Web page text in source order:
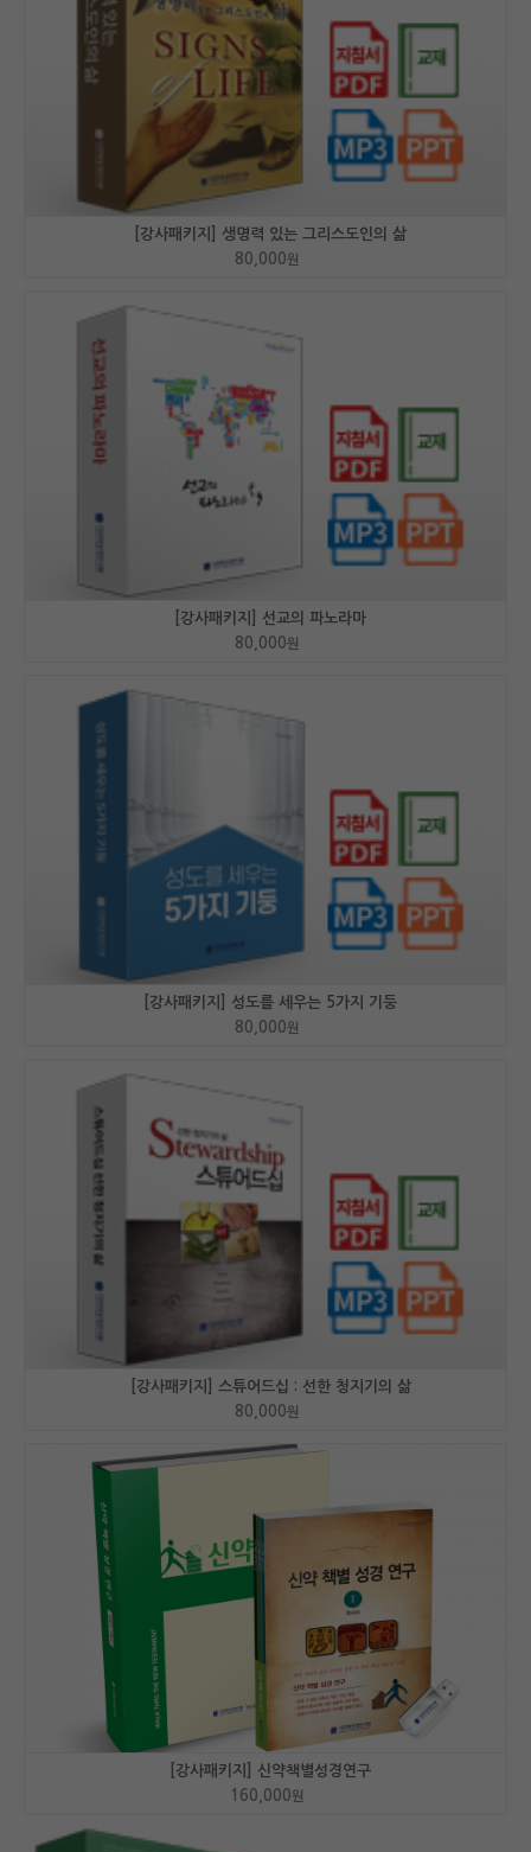
[강사패키지] 생명력 있는 그리스도인의 삶
80,000원
[강사패키지] 선교의 파노라마
80,000원
[강사패키지] 성도를 세우는 5가지 기둥
80,000원
[강사패키지] 스튜어드십 : 선한 청지기의 삶
80,000원
[강사패키지] 신약책별성경연구
160,000원